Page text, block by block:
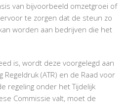
van bijvoorbeeld omzetgroei of
te zorgen dat de steun zo
worden aan bedrijven die het
is, wordt deze voorgelegd aan
(ATR) en de Raad voor
regeling onder het Tijdelijk
Commissie valt, moet de